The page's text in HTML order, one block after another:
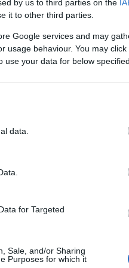
by us to third parties on the
it to other third parties.
Google services and may
usage behaviour. You may
your data for below
data.
for Targeted
Sale, and/or Sharing
Purposes for which it
forma de crema
pentru un ten
uniformizeaza
prin intermediul